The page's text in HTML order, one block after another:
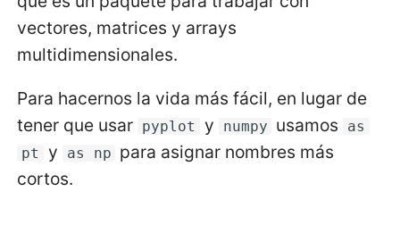
vectores, matrices y arrays
multidimensionales.
Para hacernos la vida más fácil, en lugar de
tener que usar pyplot y numpy usamos
as
pt
y as np para asignar nombres más
cortos.